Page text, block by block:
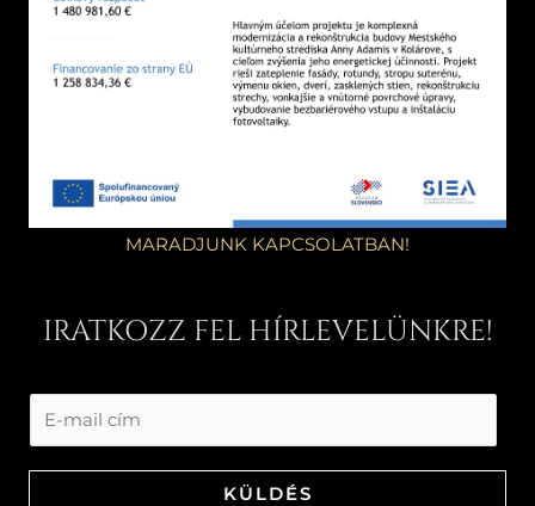
MARADJUNK KAPCSOLATBAN!
IRATKOZZ FEL HÍRLEVELÜNKRE!
KÜLDÉS